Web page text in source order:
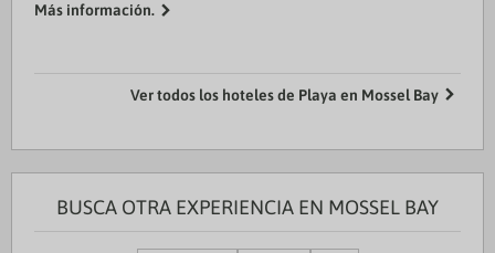
Musuem. Además, este hotel se ...
Más información.
Ver todos los hoteles de Playa en Mossel Bay
BUSCA OTRA EXPERIENCIA EN MOSSEL BAY